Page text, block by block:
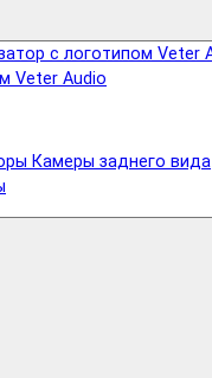
Veter Audio
Камеры заднего вида